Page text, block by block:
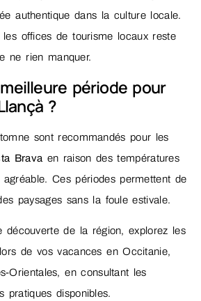
authentique dans la culture locale.
offices de tourisme locaux reste
ne rien manquer.
période pour
?
sont recommandés pour les
Brava en raison des températures
Ces périodes permettent de
paysages sans la foule estivale.
découverte de la région, explorez les
de vos vacances en Occitanie,
Orientales, en consultant les
pratiques disponibles.